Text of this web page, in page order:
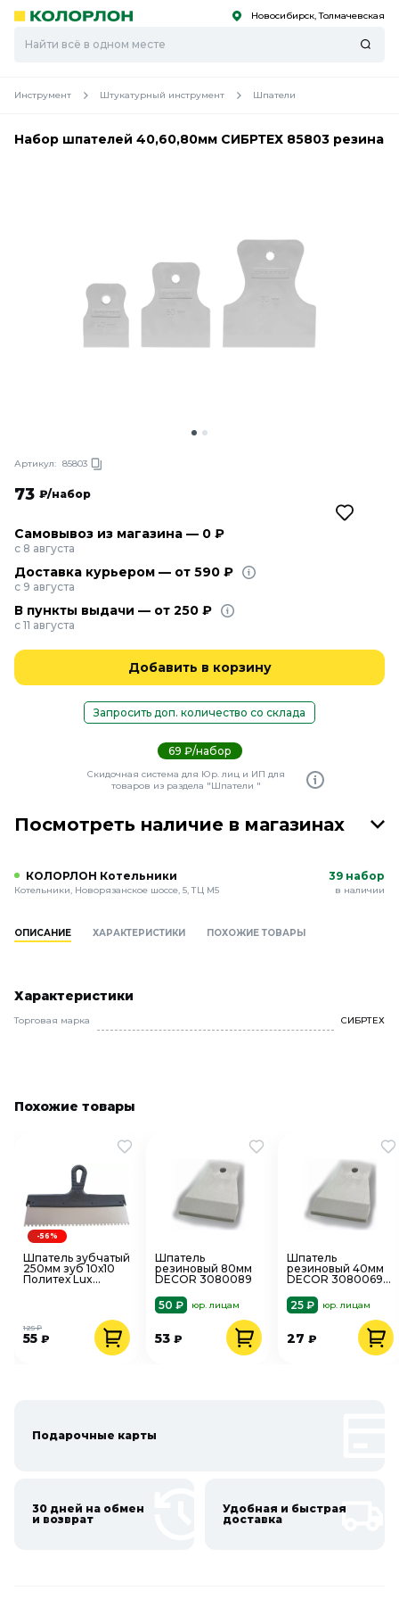
Скоро
Скоро Новосибирск, Толмачевская
Инструмент Штукатурный инструмент Шпатели
Набор шпателей 40,60,80мм СИБРТЕХ 85803 резина
Артикул: 85803
73 ₽/набор
Самовывоз из магазина — 0 ₽
с 8 августа
Доставка курьером — от 590 ₽
с 9 августа
В пункты выдачи — от 250 ₽
с 11 августа
Добавить в корзину
Запросить доп. количество со склада
69 ₽/набор
Скидочная система для Юр. лиц и ИП для
товаров из раздела "Шпатели "
Посмотреть наличие в магазинах
КОЛОРЛОН Котельники
Котельники, Новорязанское шоссе, 5, ТЦ М5
39 набор
в наличии
ОПИСАНИЕ ХАРАКТЕРИСТИКИ ПОХОЖИЕ ТОВАРЫ
Характеристики
Торговая марка СИБРТЕХ
Похожие товары
Шпатель зубчатый
250мм зуб 10х10
Политех Lux
55 ₽
125 ₽
-56%
Шпатель
резиновый 80мм
DECOR 3080089
50 ₽
юр. лицам
53 ₽
Шпатель
резиновый 40мм
DECOR 3080069
резина
25 ₽ юр. лицам
27 ₽
Подарочные карты
30 дней на обмен
и возврат
Удобная и быстрая
доставка